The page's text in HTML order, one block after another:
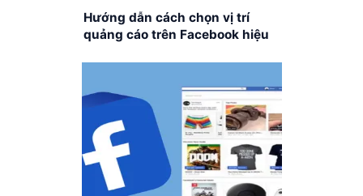
Hướng dẫn cách chọn vị trí
quảng cáo trên Facebook hiệu